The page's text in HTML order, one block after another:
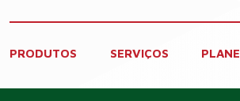
PRODUTOS SERVIÇOS